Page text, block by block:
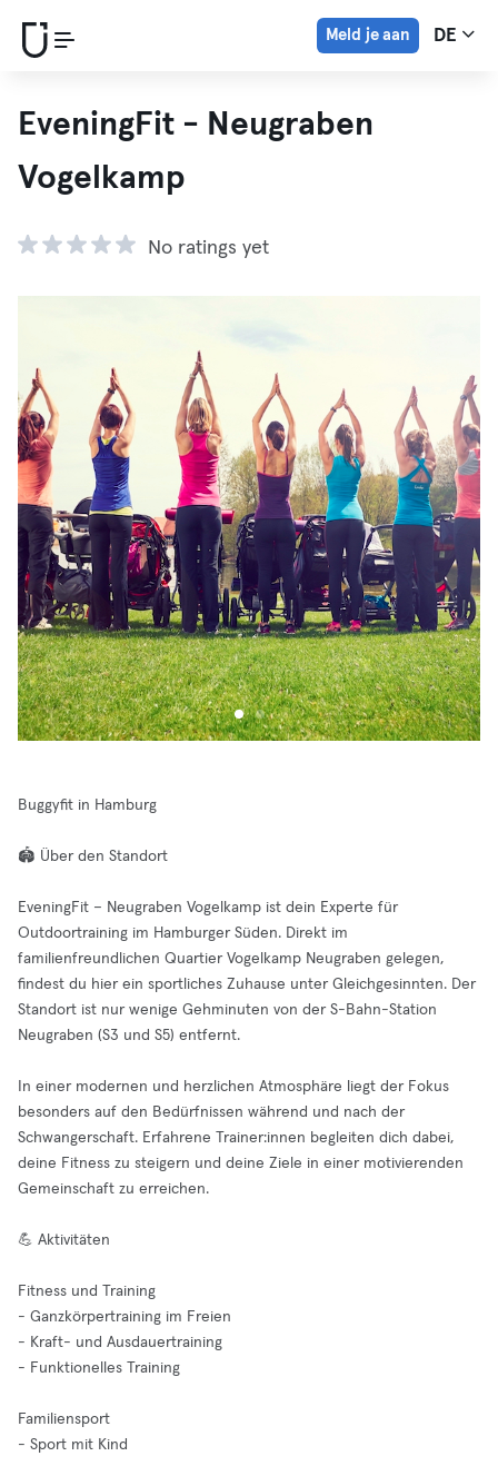
Meld je aan DE
EveningFit - Neugraben
Vogelkamp
No ratings yet
Buggyfit in Hamburg
🏟️ Über den Standort
EveningFit – Neugraben Vogelkamp ist dein Experte für
Outdoortraining im Hamburger Süden. Direkt im
familienfreundlichen Quartier Vogelkamp Neugraben gelegen,
findest du hier ein sportliches Zuhause unter Gleichgesinnten. Der
Standort ist nur wenige Gehminuten von der S-Bahn-Station
Neugraben (S3 und S5) entfernt.
In einer modernen und herzlichen Atmosphäre liegt der Fokus
besonders auf den Bedürfnissen während und nach der
Schwangerschaft. Erfahrene Trainer:innen begleiten dich dabei,
deine Fitness zu steigern und deine Ziele in einer motivierenden
Gemeinschaft zu erreichen.
💪 Aktivitäten
Fitness und Training
- Ganzkörpertraining im Freien
- Kraft- und Ausdauertraining
- Funktionelles Training
Familiensport
- Sport mit Kind